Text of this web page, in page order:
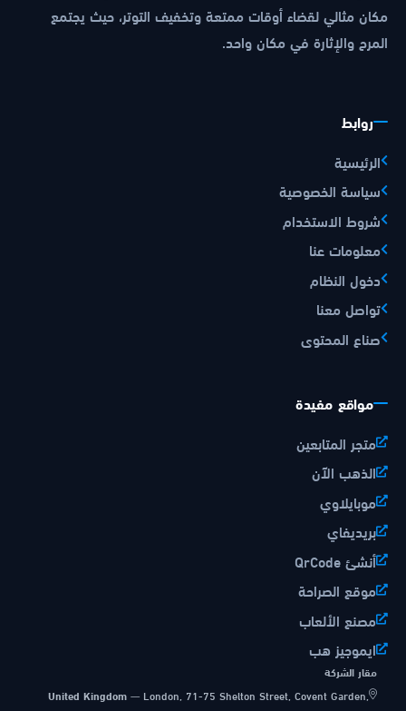
مكان مثالي لقضاء أوقات ممتعة وتخفيف التوتر، حيث يجتمع
المرح والإثارة في مكان واحد.
روابط
الرئيسية
سياسة الخصوصية
شروط الاستخدام
معلومات عنا
دخول النظام
تواصل معنا
صناع المحتوى
مواقع مفيدة
متجر المتابعين
الذهب الآن
موبايلاوي
بريديفاي
أنشئ QrCode
موقع الصراحة
مصنع الألعاب
ايموجيز هب
مقار الشركة
United Kingdom — London, 71-75 Shelton Street, Covent Garden,